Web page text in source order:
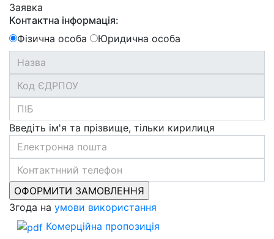
Заявка
Контактна інформація:
Фізична особа
Юридична особа
Введіть ім'я та прізвище, тільки кирилиця
Згода на умови використання
Комерційна пропозиція